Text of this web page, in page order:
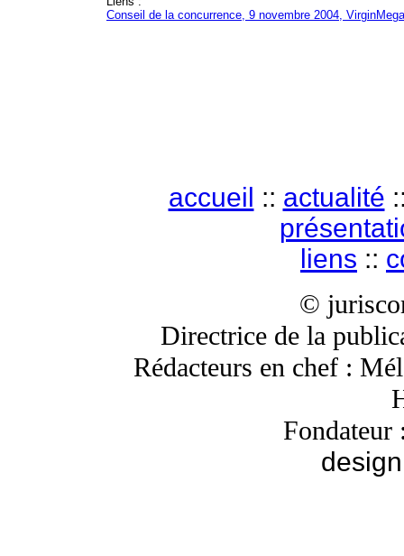
Conseil de la concurrence, 9 novembre 2004,
accueil :: actualité
liens ::
©
Directrice de la
Rédacteurs en chef :
design